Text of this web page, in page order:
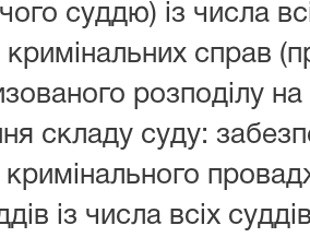
суддю) із числа
кримінальних справ
розподілу
складу суду:
кримінального
із числа всіх